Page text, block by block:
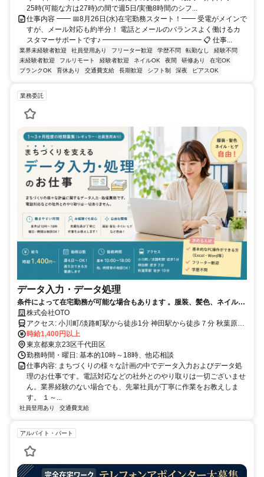
25時(可能な方は27時)の間で週5日/実働8時間のシフ...
仕事内容 ━━ 📅8月26日(水)在宅勤務スタート！━━ 受電がメインで
すが、メール対応も約半分！ 電話とメールのバランスよく働けるカ
スタマーサポートです♪ ━━━━━━━━━━━━━━ 📋 仕事...
業界未経験者歓迎 社員登用あり フリーター歓迎 学歴不問 転勤なし
経験不問
未経験者歓迎
フルリモート 経験者歓迎 ネイルOK 夜間 研修あり
在宅OK
ブランクOK
育休あり 交通費支給 長期歓迎 シフト制 深夜 ピアスOK
業務委託
データ入力・データ処理
条件によって在宅勤務が可能な場合もあります 。服装、髪色、ネイル、
ヒゲなど自由な職場
株式会社OTO
アクセス: 小川町/淡路町駅から徒歩1分 神田駅から徒歩７分 秋葉原駅
から徒歩10分
時給1,400円以上
東京都東京23区千代田区
勤務時間・曜日: 基本的10時～18時、他応相談
仕事内容: まちづくりの様々な計画の中でデータ入力およびデータ処
理のお仕事です。電話対応などの社外とのやり取りは一切ございませ
ん。業界経験のない場合でも、先輩社員が丁寧に作業をお教えしま
す。 １～...
社員登用あり 交通費支給
アルバイト・パート